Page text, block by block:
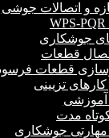
و اتصالات جوشی
جوشکاری
قطعات
قطعات
تزیینی
آموزشی
مدت
جوشکاری